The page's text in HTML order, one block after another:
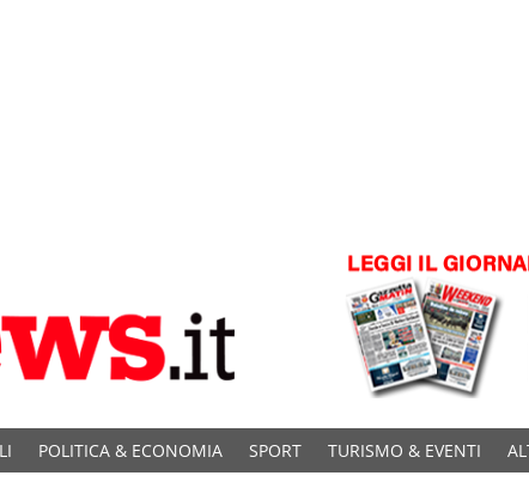
POLITICA & ECONOMIA SPORT TURISMO & EVENTI